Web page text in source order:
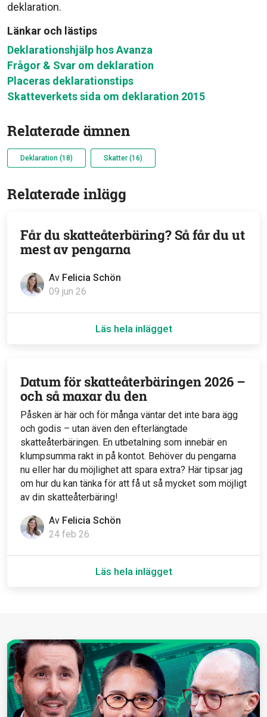
deklaration.
Länkar och lästips
Deklarationshjälp hos Avanza
Frågor & Svar om deklaration
Placeras deklarationstips
Skatteverkets sida om deklaration 2015
Relaterade ämnen
Deklaration (18) Skatter (16)
Relaterade inlägg
Av Felicia Schön
09 jun 26
Får du skatteåterbäring? Så får du ut
mest av pengarna
Läs hela inlägget
Av Felicia Schön
24 feb 26
Datum för skatteåterbäringen 2026 –
och så maxar du den
Påsken är här och för många väntar det inte bara ägg
och godis – utan även den efterlängtade
skatteåterbäringen. En utbetalning som innebär en
klumpsumma rakt in på kontot. Behöver du pengarna
nu eller har du möjlighet att spara extra? Här tipsar jag
om hur du kan tänka för att få ut så mycket som möjligt
av din skatteåterbäring!
Läs hela inlägget